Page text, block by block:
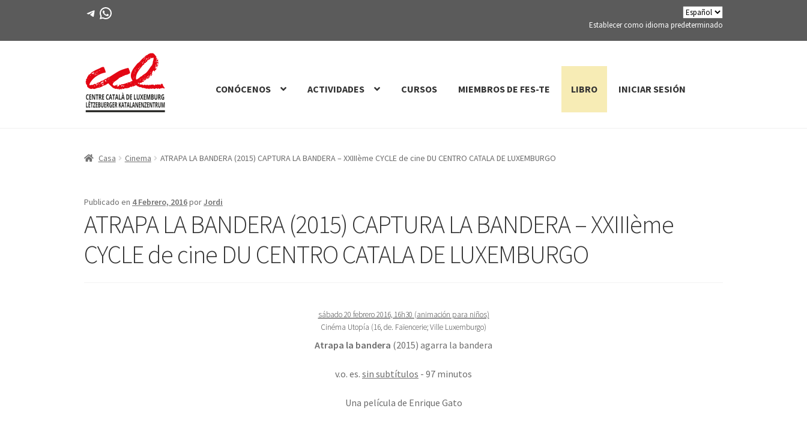
Telegrama
WhatsApp
Establecer como idioma predeterminado
Saltar
a
saltar
al
CONÓCENOS ACTIVIDADES CURSOS MIEMBROS DE FES-TE LIBRO INICIAR SESIÓN
Casa Cinema ATRAPA LA BANDERA (2015) CAPTURA LA BANDERA – XXIIIème CYCLE de cine DU CENTRO CATALA DE LUXEMBURGO
Publicado en 4 Febrero, 2016porJordi
ATRAPA LA BANDERA (2015) CAPTURA LA BANDERA – XXIIIème
CYCLE de cine DU CENTRO CATALA DE LUXEMBURGO
sábado 20 febrero 2016, 16h30 (animación para niños)
Cinéma Utopía (16, de. Faïencerie; Ville Luxemburgo)
Atrapa la bandera (2015) agarra la bandera
v.o. es. sin subtítulos - 97 minutos
Una película de Enrique Gato